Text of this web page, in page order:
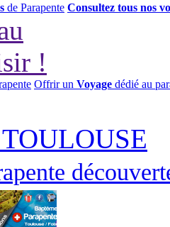
de Parapente Consultez tous nos
!
Offrir un Voyage dédié au
TOULOUSE